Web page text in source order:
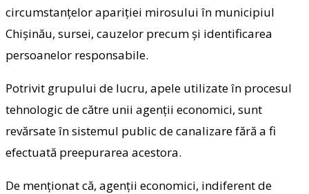
circumstanțelor apariției mirosului în municipiul
Chișinău, sursei, cauzelor precum și identificarea
persoanelor responsabile.
Potrivit grupului de lucru, apele utilizate în procesul
tehnologic de către unii agenții economici, sunt
revărsate în sistemul public de canalizare fără a fi
efectuată preepurarea acestora.
De menționat că, agenții economici, indiferent de